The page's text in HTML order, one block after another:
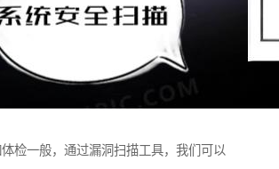
检一般，通过漏洞扫描工具，我们可以